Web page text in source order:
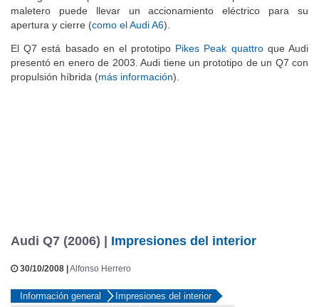
maletero puede llevar un accionamiento eléctrico para su
apertura y cierre (como el Audi A6).
El Q7 está basado en el prototipo Pikes Peak quattroque Audi
presentó en enero de 2003. Audi tiene un prototipo de un Q7 con
propulsión híbrida (más información).
Audi Q7 (2006) | Impresiones del interior
30/10/2008 | Alfonso Herrero
Información general
Impresiones del interior